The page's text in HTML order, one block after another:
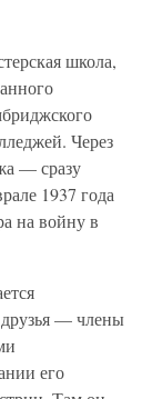
школа,
Через
— сразу
1937 года
на войну в
— члены
его